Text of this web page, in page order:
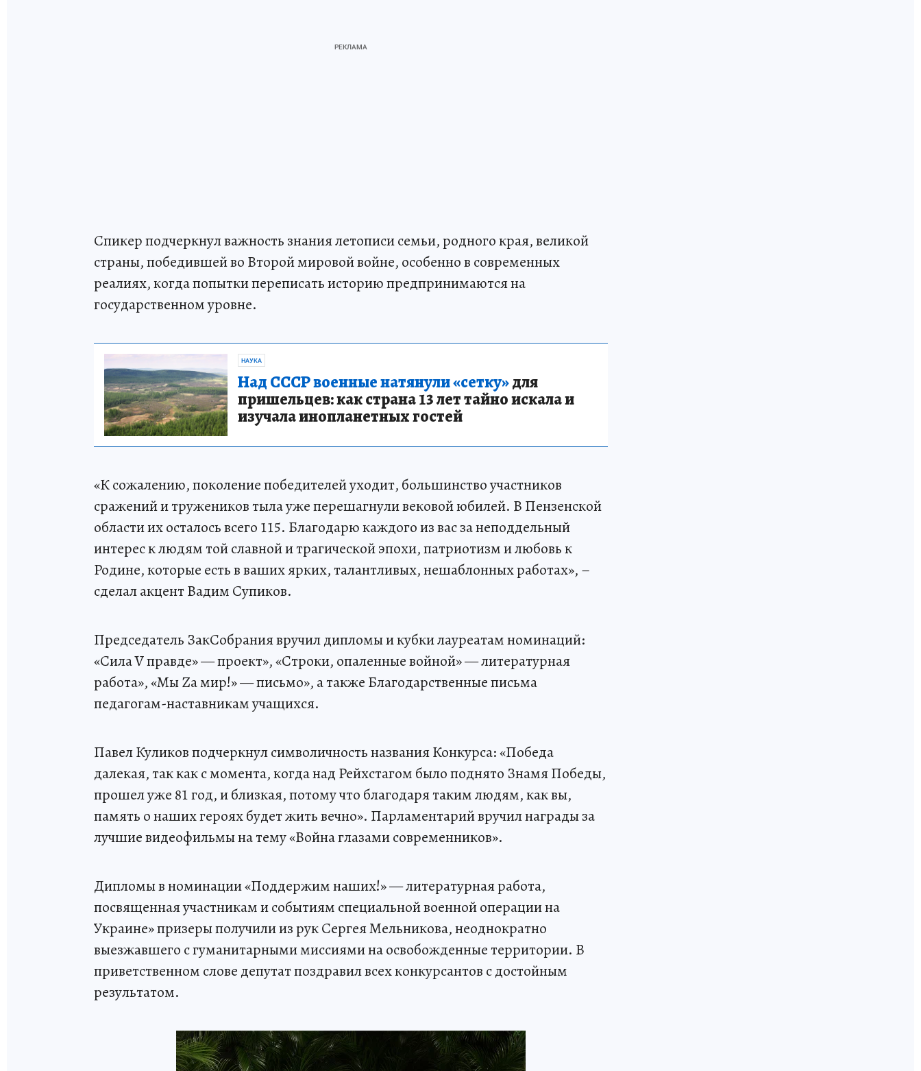
Спикер подчеркнул важность знания летописи семьи, родного края, великой
страны, победившей во Второй мировой войне, особенно в современных
реалиях, когда попытки переписать историю предпринимаются на
государственном уровне.
НАУКА
Над СССР военные натянули «сетку»для
пришельцев: как страна 13 лет тайно искала и
изучала инопланетных гостей
«К сожалению, поколение победителей уходит, большинство участников
сражений и тружеников тыла уже перешагнули вековой юбилей. В Пензенской
области их осталось всего 115. Благодарю каждого из вас за неподдельный
интерес к людям той славной и трагической эпохи, патриотизм и любовь к
Родине, которые есть в ваших ярких, талантливых, нешаблонных работах», –
сделал акцент Вадим Супиков.
Председатель ЗакСобрания вручил дипломы и кубки лауреатам номинаций:
«Сила V правде» — проект», «Строки, опаленные войной» — литературная
работа», «Мы Zа мир!» — письмо», а также Благодарственные письма
педагогам-наставникам учащихся.
Павел Куликов подчеркнул символичность названия Конкурса: «Победа
далекая, так как с момента, когда над Рейхстагом было поднято Знамя Победы,
прошел уже 81 год, и близкая, потому что благодаря таким людям, как вы,
память о наших героях будет жить вечно». Парламентарий вручил награды за
лучшие видеофильмы на тему «Война глазами современников».
Дипломы в номинации «Поддержим наших!» — литературная работа,
посвященная участникам и событиям специальной военной операции на
Украине» призеры получили из рук Сергея Мельникова, неоднократно
выезжавшего с гуманитарными миссиями на освобожденные территории. В
приветственном слове депутат поздравил всех конкурсантов с достойным
результатом.